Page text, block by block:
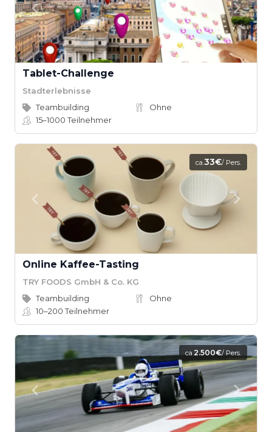
Tablet-Challenge
Stadterlebnisse
Teambuilding
Ohne
15–1000Teilnehmer
ca.33€/ Pers.
Online Kaffee-Tasting
TRY FOODS GmbH & Co. KG
Teambuilding
Ohne
10–200Teilnehmer
ca.2.500€/ Pers.